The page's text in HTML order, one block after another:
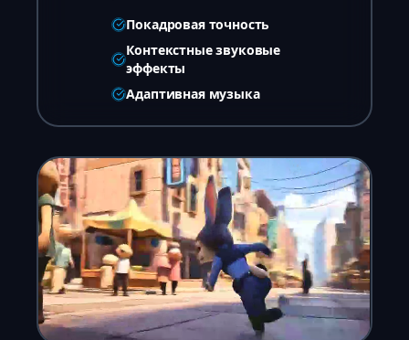
Покадровая точность
Контекстные звуковые
эффекты
Адаптивная музыка